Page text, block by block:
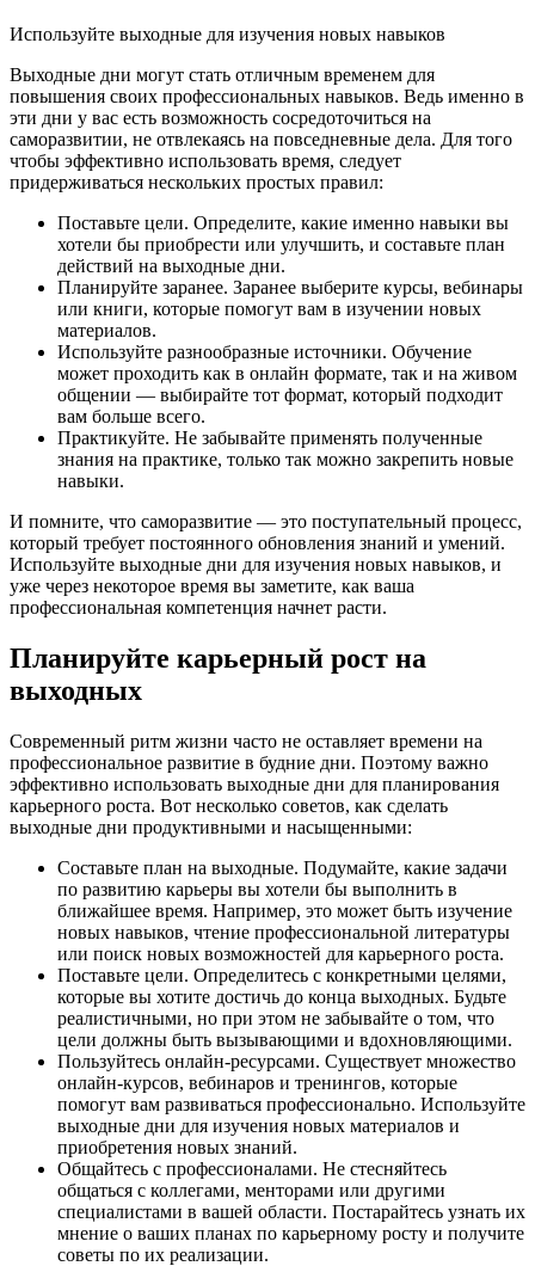
Используйте выходные для изучения новых навыков
Выходные дни могут стать отличным временем для
повышения своих профессиональных навыков. Ведь именно в
эти дни у вас есть возможность сосредоточиться на
саморазвитии, не отвлекаясь на повседневные дела. Для того
чтобы эффективно использовать время, следует
придерживаться нескольких простых правил:
Поставьте цели. Определите, какие именно навыки вы
хотели бы приобрести или улучшить, и составьте план
действий на выходные дни.
Планируйте заранее. Заранее выберите курсы, вебинары
или книги, которые помогут вам в изучении новых
материалов.
Используйте разнообразные источники. Обучение
может проходить как в онлайн формате, так и на живом
общении — выбирайте тот формат, который подходит
вам больше всего.
Практикуйте. Не забывайте применять полученные
знания на практике, только так можно закрепить новые
навыки.
И помните, что саморазвитие — это поступательный процесс,
который требует постоянного обновления знаний и умений.
Используйте выходные дни для изучения новых навыков, и
уже через некоторое время вы заметите, как ваша
профессиональная компетенция начнет расти.
Планируйте карьерный рост на
выходных
Современный ритм жизни часто не оставляет времени на
профессиональное развитие в будние дни. Поэтому важно
эффективно использовать выходные дни для планирования
карьерного роста. Вот несколько советов, как сделать
выходные дни продуктивными и насыщенными:
Составьте план на выходные. Подумайте, какие задачи
по развитию карьеры вы хотели бы выполнить в
ближайшее время. Например, это может быть изучение
новых навыков, чтение профессиональной литературы
или поиск новых возможностей для карьерного роста.
Поставьте цели. Определитесь с конкретными целями,
которые вы хотите достичь до конца выходных. Будьте
реалистичными, но при этом не забывайте о том, что
цели должны быть вызывающими и вдохновляющими.
Пользуйтесь онлайн-ресурсами. Существует множество
онлайн-курсов, вебинаров и тренингов, которые
помогут вам развиваться профессионально. Используйте
выходные дни для изучения новых материалов и
приобретения новых знаний.
Общайтесь с профессионалами. Не стесняйтесь
общаться с коллегами, менторами или другими
специалистами в вашей области. Постарайтесь узнать их
мнение о ваших планах по карьерному росту и получите
советы по их реализации.